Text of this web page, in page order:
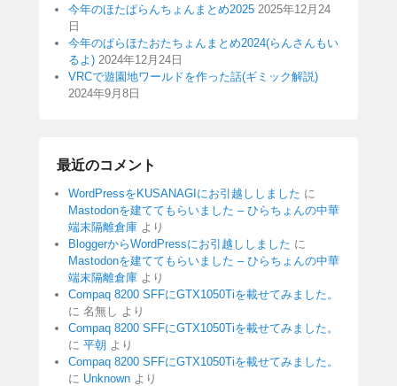
今年のほたぱらんちょんまとめ2025 2025年12月24
日
今年のぱらほたおたちょんまとめ2024(らんさんもい
るよ) 2024年12月24日
VRCで遊園地ワールドを作った話(ギミック解説)
2024年9月8日
最近のコメント
WordPressをKUSANAGIにお引越ししました に
Mastodonを建ててもらいました – ひらちょんの中華
端末隔離倉庫 より
BloggerからWordPressにお引越ししました に
Mastodonを建ててもらいました – ひらちょんの中華
端末隔離倉庫 より
Compaq 8200 SFFにGTX1050Tiを載せてみました。
に 名無し より
Compaq 8200 SFFにGTX1050Tiを載せてみました。
に 平朝 より
Compaq 8200 SFFにGTX1050Tiを載せてみました。
に Unknown より